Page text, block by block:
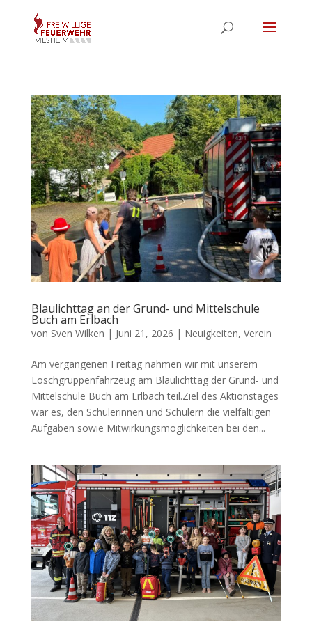
Blaulichttag an der Grund- und Mittelschule
Buch am Erlbach
von Sven Wilken | Juni 21, 2026 | Neuigkeiten, Verein
Am vergangenen Freitag nahmen wir mit unserem
Löschgruppenfahrzeug am Blaulichttag der Grund- und
Mittelschule Buch am Erlbach teil.Ziel des Aktionstages
war es, den Schülerinnen und Schülern die vielfältigen
Aufgaben sowie Mitwirkungsmöglichkeiten bei den...